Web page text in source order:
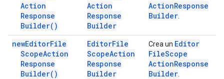
Action
Response
Builder( )
Action
Response
Builder
ActionResponse
Builder
newEditorFile
ScopeAction
Response
Builder( )
EditorFile
ScopeAction
Response
Builder
Crea un Editor
FileScope
ActionResponse
Builder